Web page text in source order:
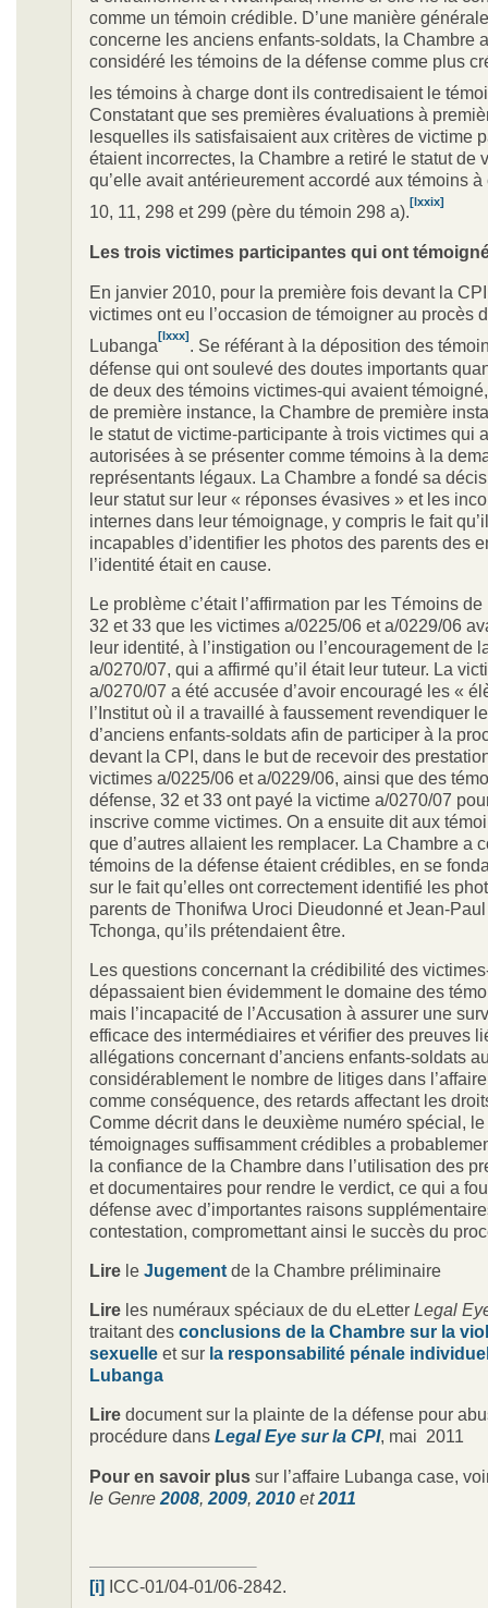
comme un témoin crédible. D’une manière
concerne les anciens enfants-soldats, la Chambre
considéré les témoins de la défense comme plus
les témoins à charge dont ils contredisaient le
Constatant que ses premières évaluations à
lesquelles ils satisfaisaient aux critères de victime
étaient incorrectes, la Chambre a retiré le statut de
qu’elle avait antérieurement accordé aux témoins à
10, 11, 298 et 299 (père du témoin 298 a). [lxxix]
Les trois victimes participantes qui ont
En janvier 2010, pour la première fois devant la
victimes ont eu l’occasion de témoigner au procès
Lubanga[lxxx]
. Se référant à la déposition des
défense qui ont soulevé des doutes importants
de deux des témoins victimes-qui avaient
de première instance, la Chambre de première
le statut de victime-participante à trois victimes qui
autorisées à se présenter comme témoins à la
représentants légaux. La Chambre a fondé sa
leur statut sur leur « réponses évasives » et les
internes dans leur témoignage, y compris le fait
incapables d’identifier les photos des parents des
l’identité était en cause.
Le problème c’était l’affirmation par les Témoins
32 et 33 que les victimes a/0225/06 et a/0229/06
leur identité, à l’instigation ou l’encouragement de
a/0270/07, qui a affirmé qu’il était leur tuteur. La
a/0270/07 a été accusée d’avoir encouragé les «
l’Institut où il a travaillé à faussement revendiquer
d’anciens enfants-soldats afin de participer à la
devant la CPI, dans le but de recevoir des
victimes a/0225/06 et a/0229/06, ainsi que des
défense, 32 et 33 ont payé la victime a/0270/07
inscrive comme victimes. On a ensuite dit aux
que d’autres allaient les remplacer. La Chambre a
témoins de la défense étaient crédibles, en se
sur le fait qu’elles ont correctement identifié les
parents de Thonifwa Uroci Dieudonné et Jean-
Tchonga, qu’ils prétendaient être.
Les questions concernant la crédibilité des
dépassaient bien évidemment le domaine des
mais l’incapacité de l’Accusation à assurer une
efficace des intermédiaires et vérifier des preuves
allégations concernant d’anciens enfants-soldats
considérablement le nombre de litiges dans
comme conséquence, des retards affectant les
Comme décrit dans le deuxième numéro spécial,
témoignages suffisamment crédibles a
la confiance de la Chambre dans l’utilisation des
et documentaires pour rendre le verdict, ce qui a
défense avec d’importantes raisons
contestation, compromettant ainsi le succès du
Lire le Jugement de la Chambre préliminaire
Lire les numéraux spéciaux de du eLetter Legal
traitant des conclusions de la Chambre sur la
sexuelle et sur la responsabilité pénale
Lubanga
Lire document sur la plainte de la défense pour
procédure dans Legal Eye sur la CPI, mai 2011
Pour en savoir plus sur l’affaire Lubanga case,
le Genre 2008 2009 2010 et2011
[i] ICC-01/04-01/06-2842.